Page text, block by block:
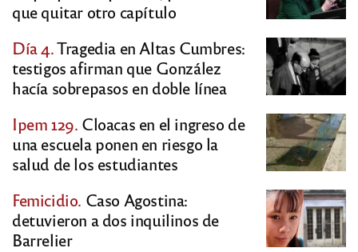
que quitar otro capítulo
Día 4.Tragedia en Altas Cumbres:
testigos afirman que González
hacía sobrepasos en doble línea
Ipem 129. Cloacas en el ingreso de
una escuela ponen en riesgo la
salud de los estudiantes
Femicidio. Caso Agostina:
detuvieron a dos inquilinos de
Barrelier